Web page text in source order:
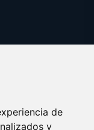
de
y